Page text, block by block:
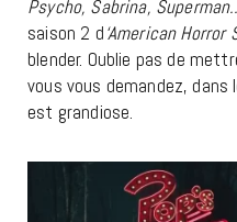
Psycho, Sabrina, Superman..
saison 2 d‘American Horror
blender. Oublie pas de
vous vous demandez,
est grandiose.